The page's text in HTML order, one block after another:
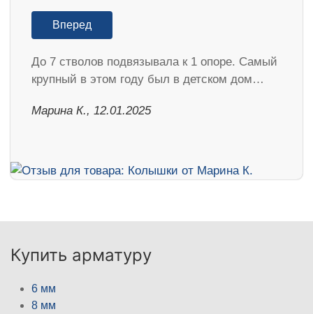
Вперед
До 7 стволов подвязывала к 1 опоре. Самый
крупный в этом году был в детском дом…
Марина К., 12.01.2025
Купить арматуру
6 мм
8 мм